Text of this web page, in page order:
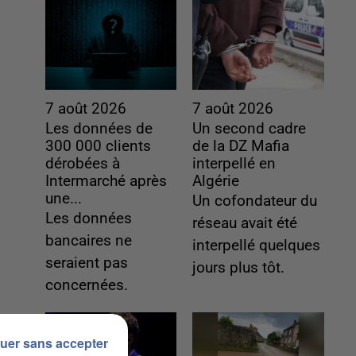
7 août 2026
Les données de
300 000 clients
dérobées à
Intermarché après
une...
Les données
bancaires ne
seraient pas
concernées.
7 août 2026
Un second cadre
de la DZ Mafia
interpellé en
Algérie
Un cofondateur du
réseau avait été
interpellé quelques
jours plus tôt.
sans accepter